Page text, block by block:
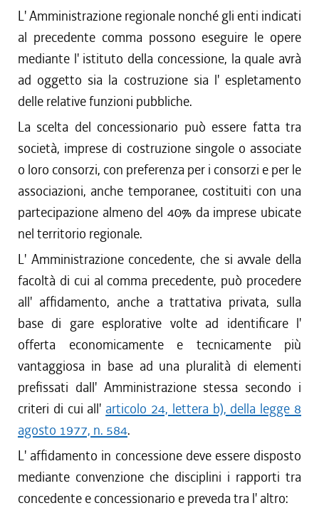
L' Amministrazione regionale nonché gli enti indicati
al precedente comma possono eseguire le opere
mediante l' istituto della concessione, la quale avrà
ad oggetto sia la costruzione sia l' espletamento
delle relative funzioni pubbliche.
La scelta del concessionario può essere fatta tra
società, imprese di costruzione singole o associate
o loro consorzi, con preferenza per i consorzi e per le
associazioni, anche temporanee, costituiti con una
partecipazione almeno del 40% da imprese ubicate
nel territorio regionale.
L' Amministrazione concedente, che si avvale della
facoltà di cui al comma precedente, può procedere
all' affidamento, anche a trattativa privata, sulla
base di gare esplorative volte ad identificare l'
offerta economicamente e tecnicamente più
vantaggiosa in base ad una pluralità di elementi
prefissati dall' Amministrazione stessa secondo i
criteri di cui all' articolo 24, lettera b), della legge 8
agosto 1977, n. 584.
L' affidamento in concessione deve essere disposto
mediante convenzione che disciplini i rapporti tra
concedente e concessionario e preveda tra l' altro: